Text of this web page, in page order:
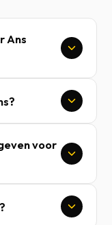
Ans
voor